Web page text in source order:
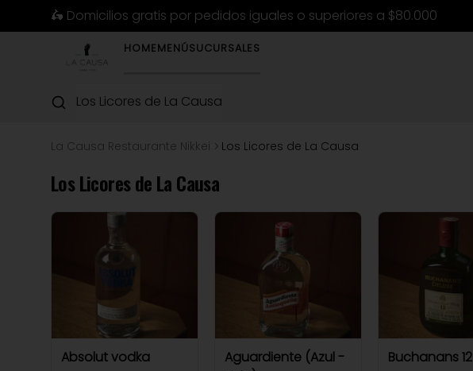
🛵 Domicilios gratis por pedidos iguales o superiores a $80.000
HOMEMENÚSUCURSALES
Los Licores de La Causa
La Causa Restaurante Nikkei Los Licores de La Causa
Los Licores de La Causa
Absolut vodka
Aguardiente (Azul -
Buchanans 12